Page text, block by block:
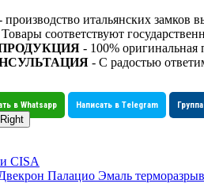
итальянских замков
соответствуют
- 100% оригинальная
- С радостью
в Whatsapp Написать в Telegram
CISA
Палацио Эмаль